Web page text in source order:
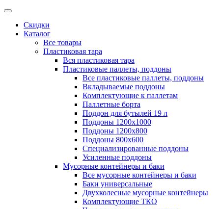
Скидки
Каталог
Все товары
Пластиковая тара
Вся пластиковая тара
Пластиковые паллеты, поддоны
Все пластиковые паллеты, поддоны
Вкладываемые поддоны
Комплектующие к паллетам
Паллетные борта
Поддон для бутылей 19 л
Поддоны 1200х1000
Поддоны 1200х800
Поддоны 800х600
Специализированные поддоны
Усиленные поддоны
Мусорные контейнеры и баки
Все мусорные контейнеры и баки
Баки универсальные
Двухколесные мусорные контейнеры
Комплектующие ТКО